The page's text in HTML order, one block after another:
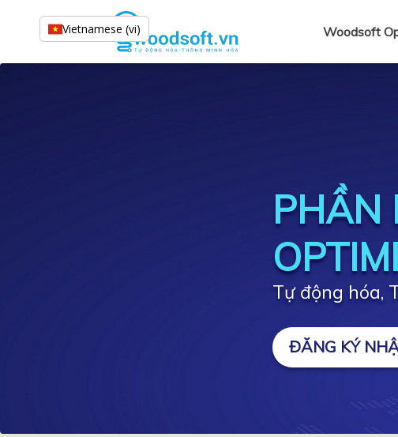
Woodsoft
PHẦN
Tự động hóa,
ĐĂNG KÝ
Vietnamese (vi)